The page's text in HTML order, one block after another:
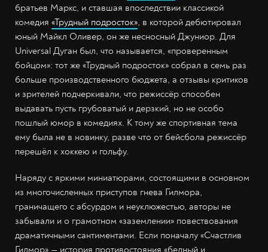
братьев Маркс, и ставшая впоследствии классикой
комедия «Трудный подросток», в которой дебютировал
юный Майкл Оливер, он же несносный Джуниор. Для
Universal Дуган был, что называется, «проверенным
бойцом»: тот же «Трудный подросток» собрал в семь раз
больше производственного бюджета, а отзывы критиков
и зрителей подчеркивали, что режиссёр способен
выдавать пусть грубоватый и дерзкий, но не особо
пошлый юмор в комедиях. К тому же спортивная тема
ему была не в новинку, разве что от бейсбола режиссёр
перешёл к хоккею и гольфу.
Наряду с яркими миниатюрами, состоящими в основном
из многочисленных приступов гнева Гилмора,
граничащего с абсурдом и неуклюжестью, авторы не
забывали и о грамотном «заземлении» повествования
драматичными сантиментами. Если поначалу «Счастлив
Гилмор» — история противостояния «бедный и